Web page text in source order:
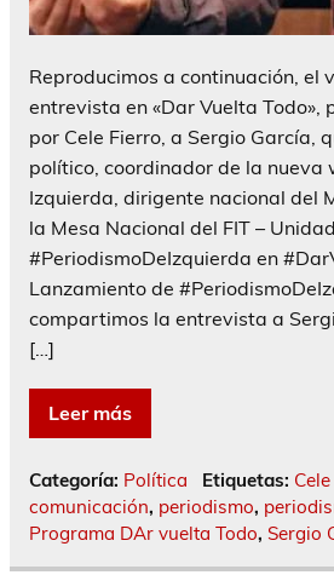
Reproducimos a continuación, el
entrevista en «Dar Vuelta Todo»,
por Cele Fierro, a Sergio García,
político, coordinador de la nueva
Izquierda, dirigente nacional del
la Mesa Nacional del FIT –
#PeriodismoDeIzquierda en
Lanzamiento de
compartimos la entrevista a
[…]
Leer más
Categoría: Política Etiquetas:
comunicación, periodismo,
Programa DAr vuelta Todo, Sergio